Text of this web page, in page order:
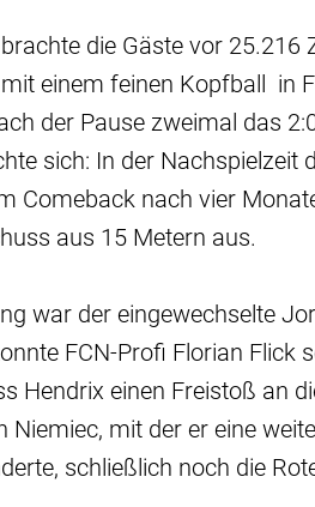
die Gäste vor
einem feinen Kopfball in
der Pause zweimal das
sich: In der Nachspielzeit
Comeback nach vier
aus 15 Metern aus.
war der eingewechselte
FCN-Profi Florian Flick
Hendrix einen Freistoß an
Niemiec, mit der er eine
schließlich noch die